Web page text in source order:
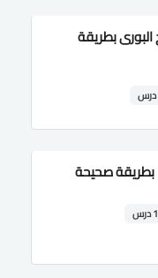
بطريقة
بطريقة صحيحة